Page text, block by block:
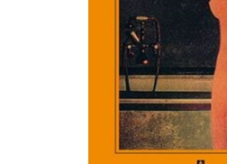
POLÍTICA DE MANEJO DE
PERSONALES DE
QUIÉNES SOMOS